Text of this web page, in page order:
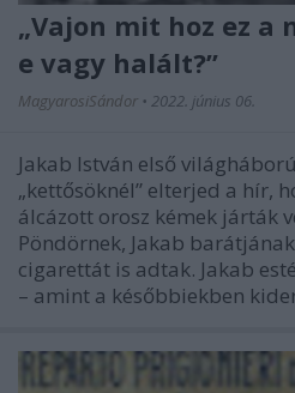
„Vajon mit hoz ez a
e vagy halált?”
MagyarosiSándor • 2022. június 06.
Jakab István első
„kettősöknél” elterjed a hír,
álcázott orosz kémek járták
Pöndörnek, Jakab
cigarettát is adtak. Jakab
– amint a későbbiekben